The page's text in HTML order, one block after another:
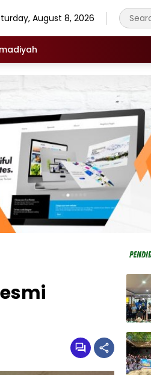
August 8, 2026